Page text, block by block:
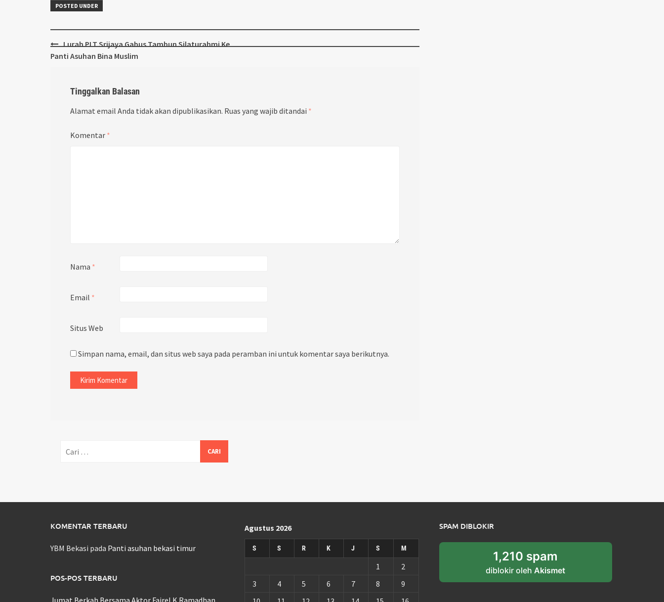
POSTED UNDER
Post
navigation
Lurah PLT Srijaya Gabus Tambun Silaturahmi Ke
Panti Asuhan Bina Muslim
Tinggalkan Balasan
Alamat email Anda tidak akan dipublikasikan. Ruas yang wajib ditandai *
Komentar *
Nama *
Email *
Situs Web
Simpan nama, email, dan situs web saya pada peramban ini untuk komentar saya berikutnya.
untuk:
KOMENTAR TERBARU
YBM Bekasi pada Panti asuhan bekasi timur
POS-POS TERBARU
Jumat Berkah Bersama Aktor Fairel K Ramadhan
Agustus 2026
S S R K J S M
1
2
3
4 5 6 7 8
9
SPAM DIBLOKIR
1,210 spam
diblokir olehAkismet